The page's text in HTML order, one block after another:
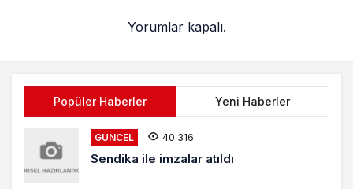
Yorumlar kapalı.
Popüler Haberler Yeni Haberler
GÜNCEL 40.316
Sendika ile imzalar atıldı